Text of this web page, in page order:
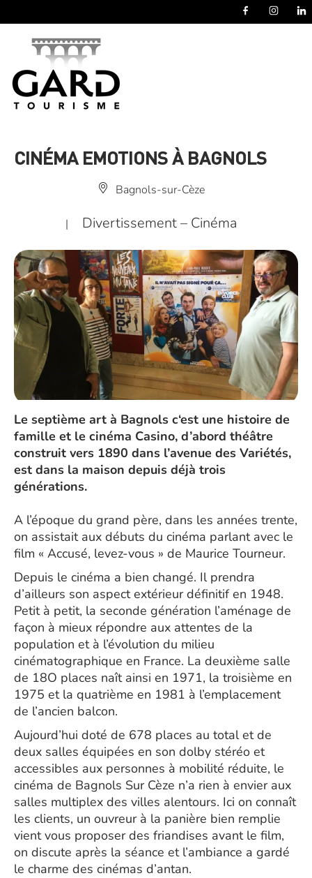
CINÉMA EMOTIONS À BAGNOLS
Bagnols-sur-Cèze
| Divertissement – Cinéma
Le septième art à Bagnols c‘est une histoire de
famille et le cinéma Casino, d’abord théâtre
construit vers 1890 dans l’avenue des Variétés,
est dans la maison depuis déjà trois
générations.
A l’époque du grand père, dans les années trente,
on assistait aux débuts du cinéma parlant avec le
film « Accusé, levez-vous » de Maurice Tourneur.
Depuis le cinéma a bien changé. Il prendra
d’ailleurs son aspect extérieur définitif en 1948.
Petit à petit, la seconde génération l’aménage de
façon à mieux répondre aux attentes de la
population et à l’évolution du milieu
cinématographique en France. La deuxième salle
de 18O places naît ainsi en 1971, la troisième en
1975 et la quatrième en 1981 à l’emplacement
de l’ancien balcon.
Aujourd’hui doté de 678 places au total et de
deux salles équipées en son dolby stéréo et
accessibles aux personnes à mobilité réduite, le
cinéma de Bagnols Sur Cèze n’a rien à envier aux
salles multiplex des villes alentours. Ici on connaît
les clients, un ouvreur à la panière bien remplie
vient vous proposer des friandises avant le film,
on discute après la séance et l’ambiance a gardé
le charme des cinémas d’antan.